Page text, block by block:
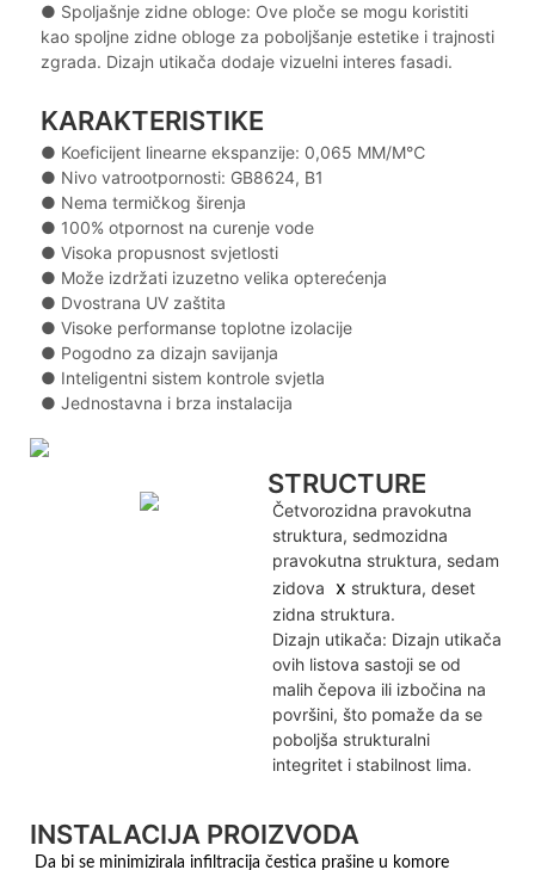
● Spoljašnje zidne obloge: Ove ploče se mogu koristiti
kao spoljne zidne obloge za poboljšanje estetike i trajnosti
zgrada. Dizajn utikača dodaje vizuelni interes fasadi.
KARAKTERISTIKE
● Koeficijent linearne ekspanzije: 0,065 MM/M℃
● Nivo vatrootpornosti: GB8624, B1
● Nema termičkog širenja
● 100% otpornost na curenje vode
● Visoka propusnost svjetlosti
● Može izdržati izuzetno velika opterećenja
● Dvostrana UV zaštita
● Visoke performanse toplotne izolacije
● Pogodno za dizajn savijanja
● Inteligentni sistem kontrole svjetla
● Jednostavna i brza instalacija
STRUCTURE
Četvorozidna pravokutna
struktura, sedmozidna
pravokutna struktura, sedam
zidova
x struktura, deset
zidna struktura.
Dizajn utikača: Dizajn utikača
ovih listova sastoji se od
malih čepova ili izbočina na
površini, što pomaže da se
poboljša strukturalni
integritet i stabilnost lima.
INSTALACIJA PROIZVODA
Da bi se minimizirala infiltracija čestica prašine u komore